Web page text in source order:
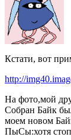
Кстати, вот
http://
На фото,мой
Собран Байк
моем новом
ПыСы:хотя